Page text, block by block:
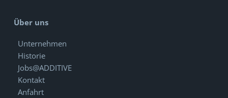
Über uns
Unternehmen
Historie
Jobs@ADDITIVE
Kontakt
Anfahrt